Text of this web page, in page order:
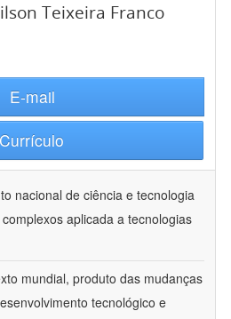
Teixeira Franco
E-mail
Currículo
nacional de ciência e tecnologia
aplicada a tecnologias
mundial, produto das mudanças
tecnológico e